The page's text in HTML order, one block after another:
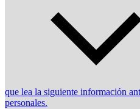
que lea la siguiente información
personales.